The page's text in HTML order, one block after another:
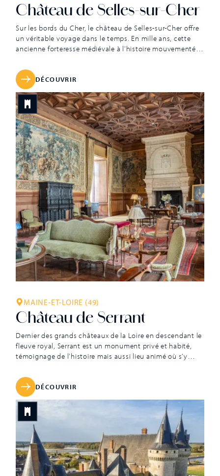
Château de Selles-sur-Cher
Sur les bords du Cher, le château de Selles-sur-Cher offre
un véritable voyage dans le temps. En mille ans, cette
ancienne forteresse médiévale à l’histoire mouvementée
L’histoire du château de Selles-sur-Cher remonte au
Moyen Âge avec la construction d’un château fort qui
marque durablement l’installation d’un château sur la
rive du Cher. C’est au début de la Renaissance, en 1604,
que l’histoire du château va prendre un tournant.
Philippe de Béthune, après une brillante carrière
d’Ambassadeur de France auprès du roi Henri IV, acquiert
les ruines du château médiéval. Un domaine idéal pour
passer […]
DÉCOUVRIR
MAINE-ET-LOIRE (49)
Château de Serrant
Dernier des grands châteaux de la Loire en descendant le
fleuve royal, Serrant est un monument privé et habité,
témoignage de l’histoire mais aussi lieu animé où s’y
présente un ensemble d’objets et de meubles
particulièrement précieux et varié, à commencer par sa
bibliothèque qui garde entre ses […]
DÉCOUVRIR